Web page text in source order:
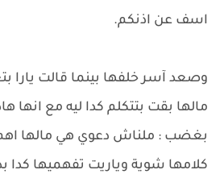
اسف عن اذنكم.
وصعد آسر خلفها بينما قالت يارا
مالها بقت بتتكلم كدا ليه مع انها
بغضب : ملناش دعوي هي مالها
كلامها شوية وياريت تفهميها كدا